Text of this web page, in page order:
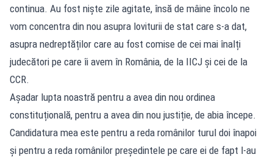
continua. Au fost niște zile agitate, însă de mâine încolo ne
vom concentra din nou asupra loviturii de stat care s-a dat,
asupra nedreptăților care au fost comise de cei mai înalți
judecători pe care îi avem în România, de la IICJ și cei de la
CCR.
Așadar lupta noastră pentru a avea din nou ordinea
constituțională, pentru a avea din nou justiție, de abia începe.
Candidatura mea este pentru a reda românilor turul doi înapoi
și pentru a reda românilor președintele pe care ei de fapt l-au